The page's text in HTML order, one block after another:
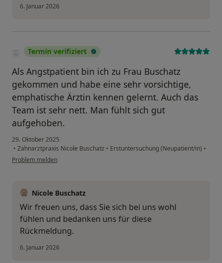
6. Januar 2026
Termin verifiziert
Als Angstpatient bin ich zu Frau Buschatz
gekommen und habe eine sehr vorsichtige,
emphatische Ärztin kennen gelernt. Auch das
Team ist sehr nett. Man fühlt sich gut
aufgehoben.
29. Oktober 2025
• Zahnarztpraxis Nicole Buschatz • Erstuntersuchung (Neupatient/in) •
Problem melden
Nicole Buschatz
Wir freuen uns, dass Sie sich bei uns wohl
fühlen und bedanken uns für diese
Rückmeldung.
6. Januar 2026